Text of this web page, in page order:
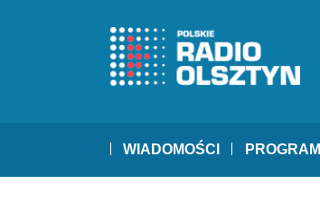
WIADOMOŚCI PROGRAM